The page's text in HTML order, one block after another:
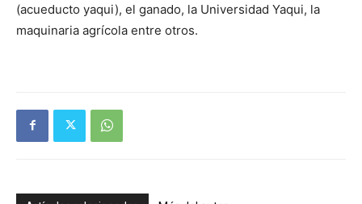
(acueducto yaqui), el ganado, la Universidad Yaqui, la
maquinaria agrícola entre otros.